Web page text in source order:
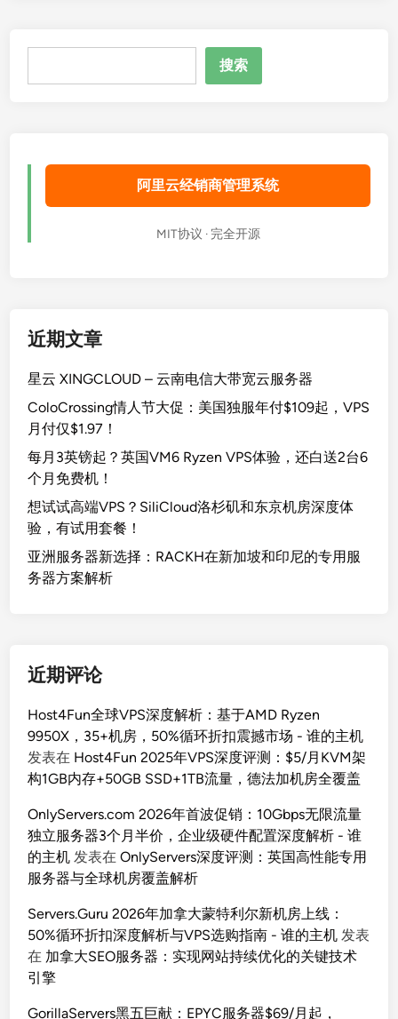
搜索
阿里云经销商管理系统
MIT协议 · 完全开源
近期文章
星云 XINGCLOUD – 云南电信大带宽云服务器
ColoCrossing情人节大促：美国独服年付$109起，VPS
月付仅$1.97！
每月3英镑起？英国VM6 Ryzen VPS体验，还白送2台6
个月免费机！
想试试高端VPS？SiliCloud洛杉矶和东京机房深度体
验，有试用套餐！
亚洲服务器新选择：RACKH在新加坡和印尼的专用服
务器方案解析
近期评论
Host4Fun全球VPS深度解析：基于AMD Ryzen
9950X，35+机房，50%循环折扣震撼市场 - 谁的主机
发表在 Host4Fun 2025年VPS深度评测：$5/月KVM架
构1GB内存+50GB SSD+1TB流量，德法加机房全覆盖
OnlyServers.com 2026年首波促销：10Gbps无限流量
独立服务器3个月半价，企业级硬件配置深度解析 - 谁
的主机 发表在OnlyServers深度评测：英国高性能专用
服务器与全球机房覆盖解析
Servers.Guru 2026年加拿大蒙特利尔新机房上线：
50%循环折扣深度解析与VPS选购指南 - 谁的主机 发表
在 加拿大SEO服务器：实现网站持续优化的关键技术
引擎
GorillaServers黑五巨献：EPYC服务器$69/月起，